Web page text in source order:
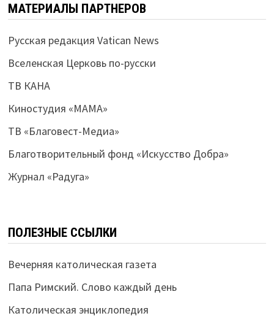
МАТЕРИАЛЫ ПАРТНЕРОВ
Русская редакция Vatican News
Вселенская Церковь по-русски
ТВ КАНА
Киностудия «МАМА»
ТВ «Благовест-Медиа»
Благотворительный фонд «Искусство Добра»
Журнал «Радуга»
ПОЛЕЗНЫЕ ССЫЛКИ
Вечерняя католическая газета
Папа Римский. Слово каждый день
Католическая энциклопедия